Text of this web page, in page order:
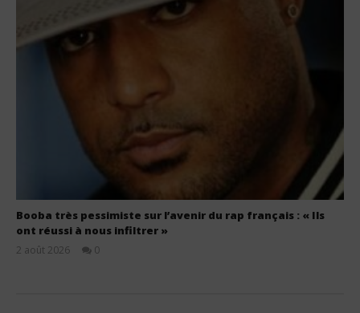
Booba très pessimiste sur l’avenir du rap français : « Ils
ont réussi à nous infiltrer »
2 août 2026
0